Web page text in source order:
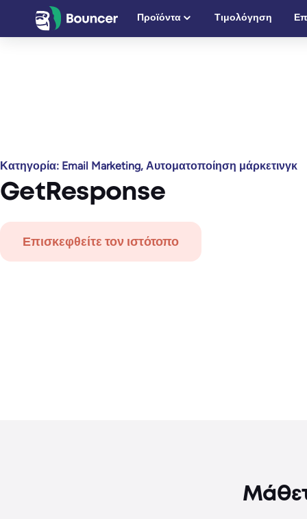
Μετάβαση
Προϊόντα Τιμολόγηση
Κατηγορία: Email Marketing, Αυτοματοποίηση μάρκετινγκ
GetResponse
Επισκεφθείτε τον ιστότοπο